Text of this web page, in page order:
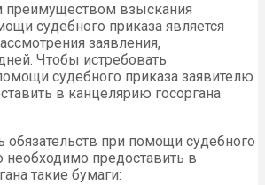
взыскания
судебного приказа является
заявления,
Чтобы истребовать
судебного приказа заявителю
в канцелярию госоргана
обязательств при помощи судебного
необходимо предоставить в
такие бумаги: